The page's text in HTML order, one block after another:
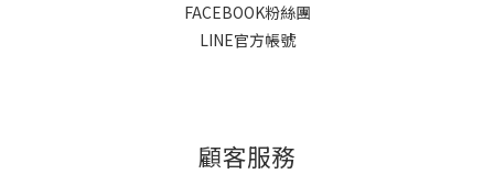
FACEBOOK粉絲團
LINE官方帳號
顧客服務